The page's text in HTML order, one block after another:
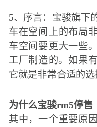
5、序言：宝骏旗下
车在空间上的布局
车空间要更大一些
工厂制造的。如果
它就是非常合适的选
为什么宝骏rm5停售
其中，一个重要原